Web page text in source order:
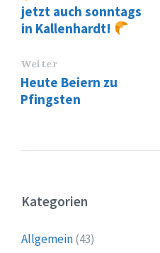
jetzt auch sonntags
in Kallenhardt!
Weiter
Heute Beiern zu
Pfingsten
Kategorien
Allgemein(43)